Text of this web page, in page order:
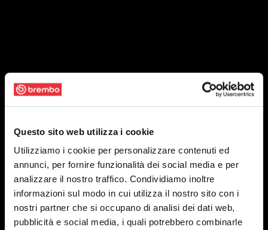
Questo sito web utilizza i cookie
Utilizziamo i cookie per personalizzare contenuti ed
annunci, per fornire funzionalità dei social media e per
analizzare il nostro traffico. Condividiamo inoltre
informazioni sul modo in cui utilizza il nostro sito con i
nostri partner che si occupano di analisi dei dati web,
pubblicità e social media, i quali potrebbero combinarle